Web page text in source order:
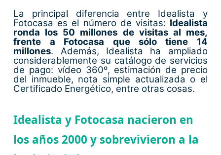
La principal diferencia entre Idealista y
Fotocasa es el número de visitas: Idealista
ronda los 50 millones de visitas al mes,
frente a Fotocasa que sólo tiene 14
millones. Además, Idealista ha ampliado
considerablemente su catálogo de servicios
de pago: vídeo 360º, estimación de precio
del inmueble, nota simple actualizada o el
Certificado Energético, entre otras cosas.
Idealista y Fotocasa nacieron en
los años 2000 y sobrevivieron a la